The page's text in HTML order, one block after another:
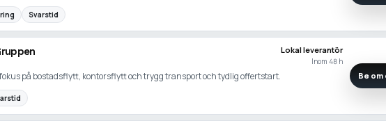
Svarstid
Lokal leverantör
Inom 48 h
på bostadsflytt, kontorsflytt och trygg transport och tydlig offertstart. Be